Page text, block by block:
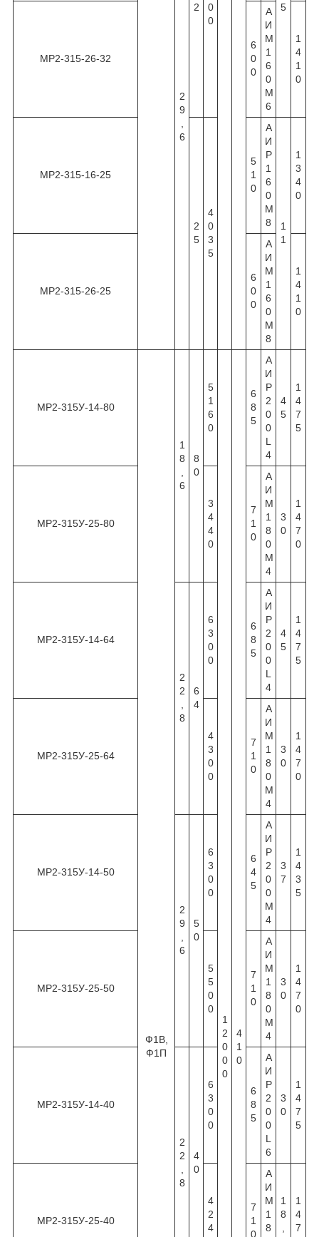
2
9
6
2
0
0
5
МР2-315-26-32
6
0
0
А
И
М
1
6
0
М
6
1
4
1
0
МР2-315-16-25
2
5
4
0
3
5
5
1
0
А
И
Р
1
6
0
М
8
1
1
1
3
4
0
МР2-315-26-25
6
0
0
А
И
М
1
6
0
М
8
1
4
1
0
МР2-315У-14-80
Ф1В,
Ф1П
1
8
6
8
0
5
1
6
0
1
2
0
0
0
4
1
0
6
8
5
А
И
Р
2
0
0
L
4
4
5
1
4
7
5
МР2-315У-25-80
3
4
4
0
7
1
0
А
И
М
1
8
0
М
4
3
0
1
4
7
0
МР2-315У-14-64
2
2
8
6
4
6
3
0
0
6
8
5
А
И
Р
2
0
0
L
4
4
5
1
4
7
5
МР2-315У-25-64
4
3
0
0
7
1
0
А
И
М
1
8
0
М
4
3
0
1
4
7
0
МР2-315У-14-50
2
9
6
5
0
6
3
0
0
6
4
5
А
И
Р
2
0
0
М
4
3
7
1
4
3
5
МР2-315У-25-50
5
5
0
0
7
1
0
А
И
М
1
8
0
М
4
3
0
1
4
7
0
МР2-315У-14-40
2
2
8
4
0
6
3
0
0
6
8
5
А
И
Р
2
0
0
L
6
3
0
1
4
7
5
МР2-315У-25-40
4
2
4
7
1
0
А
И
М
1
8
1
8
1
4
7